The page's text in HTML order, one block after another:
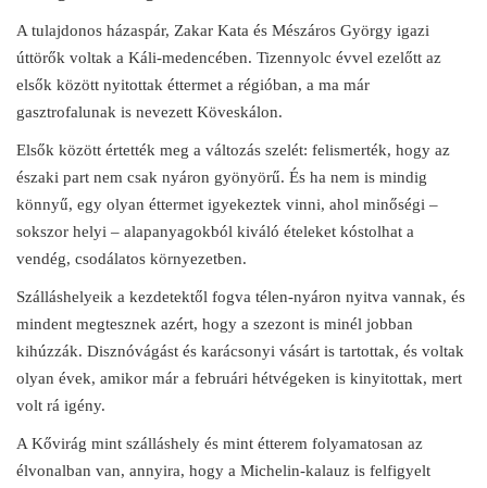
A tulajdonos házaspár, Zakar Kata és Mészáros György igazi
úttörők voltak a Káli-medencében. Tizennyolc évvel ezelőtt az
elsők között nyitottak éttermet a régióban, a ma már
gasztrofalunak is nevezett Köveskálon.
Elsők között értették meg a változás szelét: felismerték, hogy az
északi part nem csak nyáron gyönyörű. És ha nem is mindig
könnyű, egy olyan éttermet igyekeztek vinni, ahol minőségi –
sokszor helyi – alapanyagokból kiváló ételeket kóstolhat a
vendég, csodálatos környezetben.
Szálláshelyeik a kezdetektől fogva télen-nyáron nyitva vannak, és
mindent megtesznek azért, hogy a szezont is minél jobban
kihúzzák. Disznóvágást és karácsonyi vásárt is tartottak, és voltak
olyan évek, amikor már a februári hétvégeken is kinyitottak, mert
volt rá igény.
A Kővirág mint szálláshely és mint étterem folyamatosan az
élvonalban van, annyira, hogy a Michelin-kalauz is felfigyelt